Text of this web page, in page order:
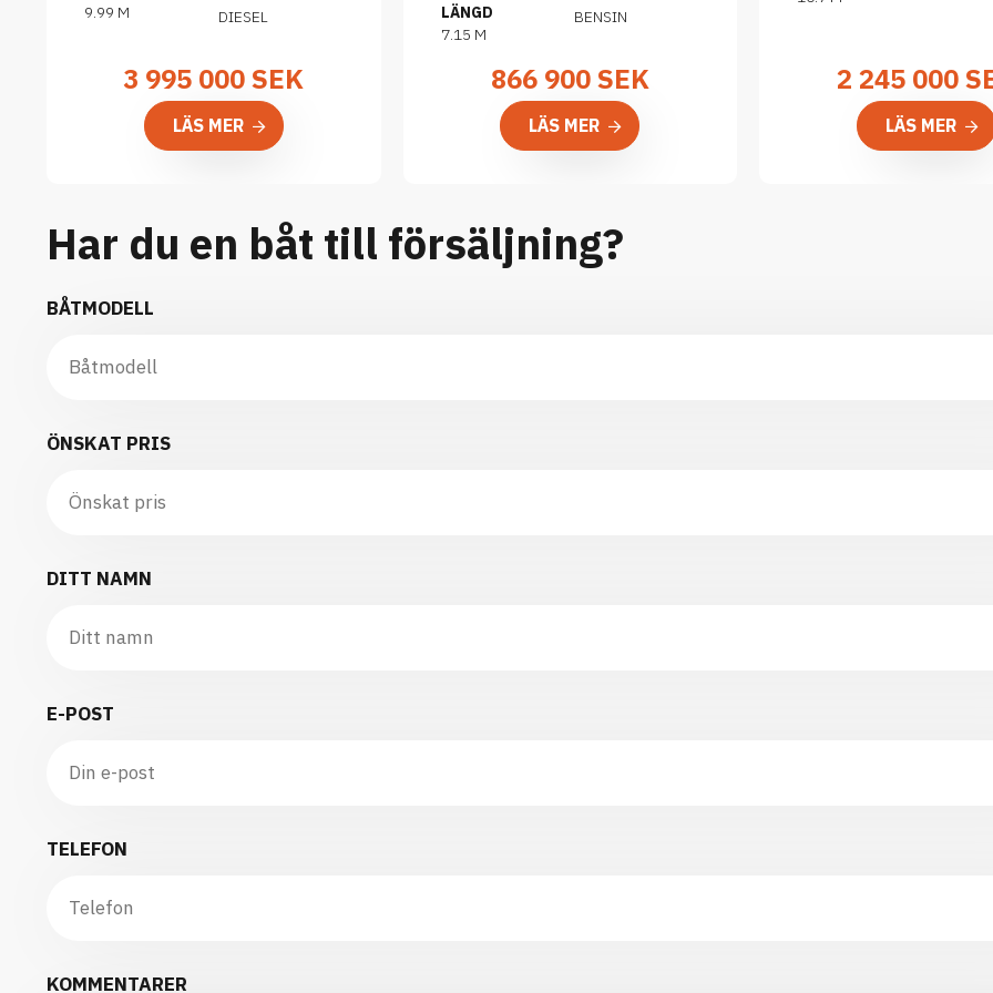
9.99 M
DIESEL
3 995 000SEK
LÄS MER
LÄNGD
7.15 M
BENSIN
866 900SEK
LÄS MER
2 245 000
LÄS MER
Har du en båt till försäljning?
BÅTMODELL
ÖNSKAT PRIS
DITT NAMN
E-POST
TELEFON
KOMMENTARER